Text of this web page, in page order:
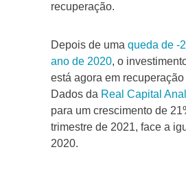
recuperação.
Depois de uma queda de -
ano de 2020, o
está agora em
Dados da Real Capital
para um crescimento de
trimestre de 2021, face a
2020.